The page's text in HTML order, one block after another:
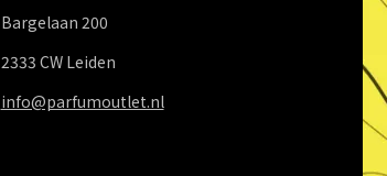
Bargelaan 200
2333 CW Leiden
info@parfumoutlet.nl